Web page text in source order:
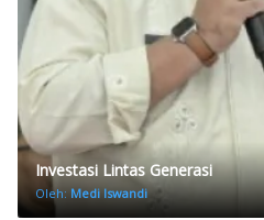
Investasi Lintas Generasi
Oleh: Medi Iswandi